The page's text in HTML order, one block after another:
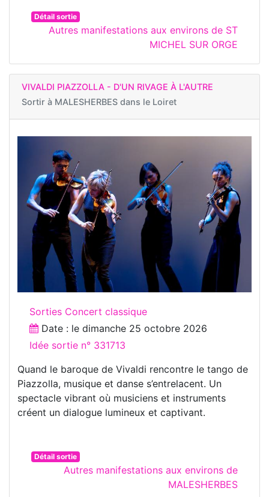
Détail sortie
Autres manifestations aux environs de ST
MICHEL SUR ORGE
VIVALDI PIAZZOLLA - D'UN RIVAGE À L'AUTRE
Sortir à MALESHERBES dans le Loiret
Sorties Concert classique
Date : le dimanche 25 octobre 2026
Idée sortie n° 331713
Quand le baroque de Vivaldi rencontre le tango de
Piazzolla, musique et danse s’entrelacent. Un
spectacle vibrant où musiciens et instruments
créent un dialogue lumineux et captivant.
Détail sortie
Autres manifestations aux environs de
MALESHERBES